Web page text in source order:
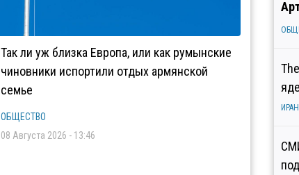
Так ли уж близка Европа, или как румынские
чиновники испортили отдых армянской
семье
ОБЩЕСТВО
08 Августа 2026 - 13:46
ИРАН